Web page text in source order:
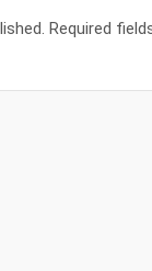
Required